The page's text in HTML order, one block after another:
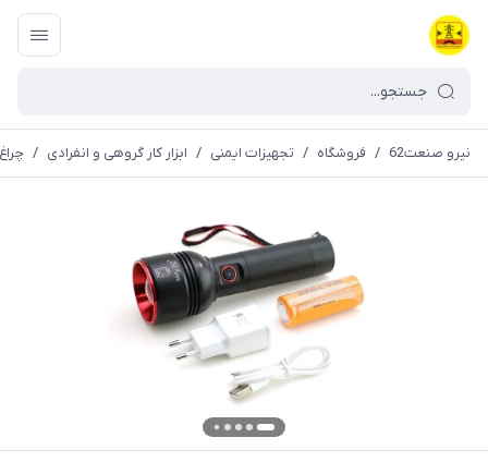
نیرو صنعت62 / فروشگاه / تجهیزات ایمنی / ابزار کار گروهی و انفرادی /